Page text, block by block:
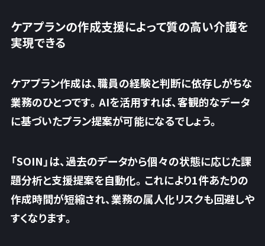
ケアプランの作成支援によって質の高い介護を
実現できる
ケアプラン作成は、職員の経験と判断に依存しがちな
業務のひとつです。AIを活用すれば、客観的なデータ
に基づいたプラン提案が可能になるでしょう。
「SOIN」は、過去のデータから個々の状態に応じた課
題分析と支援提案を自動化。これにより1件あたりの
作成時間が短縮され、業務の属人化リスクも回避しや
すくなります。